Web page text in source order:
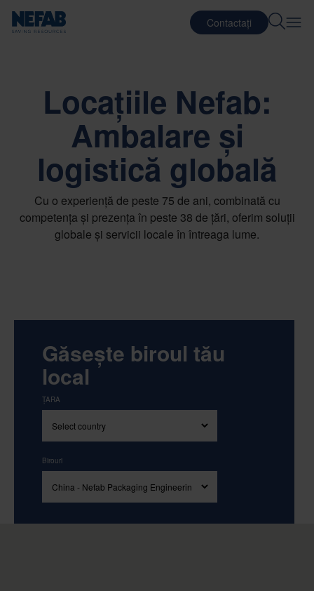
Contactați
Locațiile Nefab:
Ambalare și
logistică globală
Cu o experiență de peste 75 de ani, combinată cu
competența și prezența în peste 38 de țări, oferim soluții
globale și servicii locale în întreaga lume.
Găsește biroul tău
local
ȚARA
Birouri